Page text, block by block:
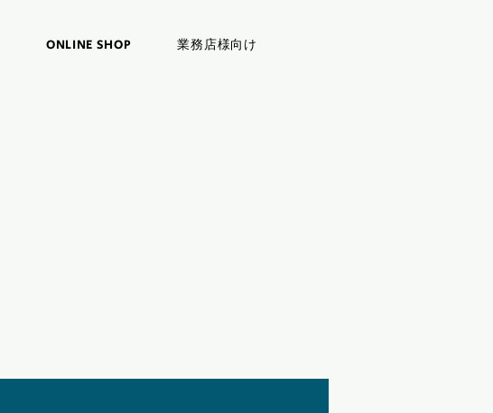
ONLINE SHOP 業務店様向け